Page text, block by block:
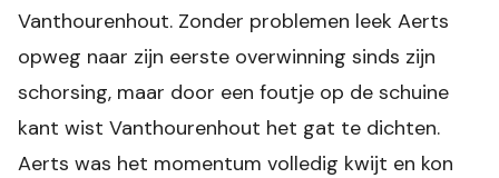
Vanthourenhout. Zonder problemen leek Aerts
opweg naar zijn eerste overwinning sinds zijn
schorsing, maar door een foutje op de schuine
kant wist Vanthourenhout het gat te dichten.
Aerts was het momentum volledig kwijt en kon